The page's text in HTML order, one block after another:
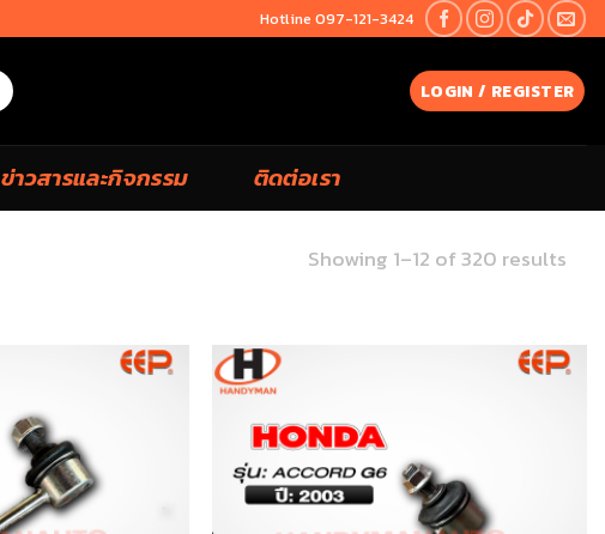
Hotline 097-121-3424
LOGIN / REGISTER
ข่าวสารและกิจกรรม ติดต่อเรา
Showing 1–12 of 320 results